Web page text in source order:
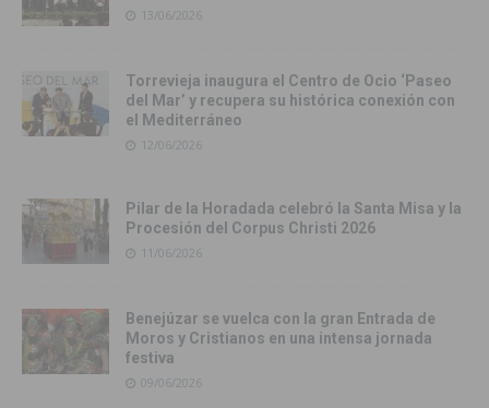
13/06/2026
Torrevieja inaugura el Centro de Ocio ‘Paseo
del Mar’ y recupera su histórica conexión con
el Mediterráneo
12/06/2026
Pilar de la Horadada celebró la Santa Misa y la
Procesión del Corpus Christi 2026
11/06/2026
Benejúzar se vuelca con la gran Entrada de
Moros y Cristianos en una intensa jornada
festiva
09/06/2026